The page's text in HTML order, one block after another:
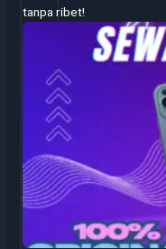
tanpa ribet!